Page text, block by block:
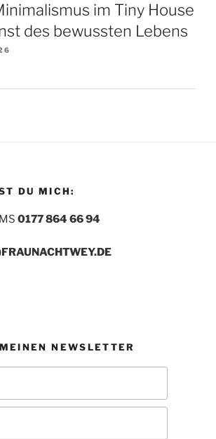
im Tiny House
des bewussten Lebens
DU MICH:
0177 864 66 94
NEWSLETTER